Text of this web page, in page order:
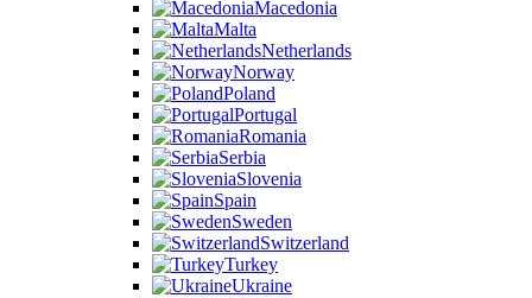
Macedonia
Malta
Netherlands
Norway
Poland
Portugal
Romania
Serbia
Slovenia
Spain
Sweden
Switzerland
Turkey
Ukraine